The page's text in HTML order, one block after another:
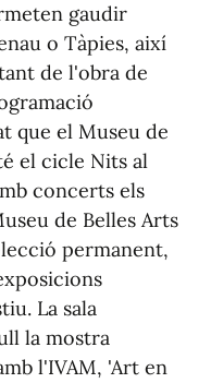
gaudir
o Tàpies, així
de l'obra de
que el Museu de
el cicle Nits al
concerts els
de Belles Arts
permanent,
La sala
la mostra
l'IVAM, 'Art en